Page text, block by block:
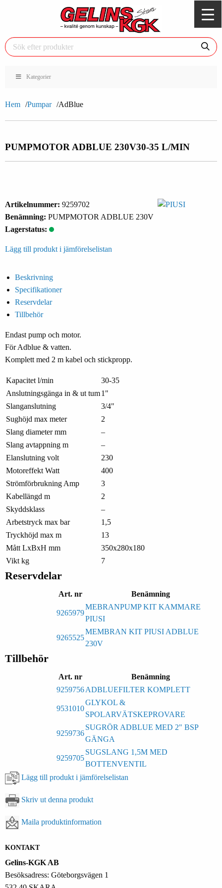
Kategorier
Hem Pumpar AdBlue
PUMPMOTOR ADBLUE 230V30-35 L/MIN
Artikelnummer: 9259702
Benämning: PUMPMOTOR ADBLUE 230V
Lagerstatus:
Lägg till produkt i jämförelselistan
Beskrivning
Specifikationer
Reservdelar
Tillbehör
Endast pump och motor.
För Adblue & vatten.
Komplett med 2 m kabel och stickpropp.
Kapacitet l/min
30-35
Anslutningsgänga in & ut tum1"
Slanganslutning
3/4"
Sughöjd max meter
2
Slang diameter mm
–
Slang avtappning m
–
Elanslutning volt
230
Motoreffekt Watt
400
Strömförbrukning Amp
3
Kabellängd m
2
Skyddsklass
–
Arbetstryck max bar
1,5
Tryckhöjd max m
13
Mått LxBxH mm
350x280x180
Vikt kg
7
Reservdelar
Art. nr Benämning
9265979
MEBRANPUMP KIT KAMMARE
PIUSI
9265525
MEMBRAN KIT PIUSI ADBLUE
230V
Tillbehör
Art. nr
Benämning
9259756ADBLUEFILTER KOMPLETT
9531010
GLYKOL &
SPOLARVÄTSKEPROVARE
9259736
SUGRÖR ADBLUE MED 2" BSP
GÄNGA
9259705
SUGSLANG 1,5M MED
BOTTENVENTIL
Lägg till produkt i jämförelselistan
Skriv ut denna produkt
Maila produktinformation
KONTAKT
Gelins-KGK AB
Besöksadress: Göteborgsvägen 1